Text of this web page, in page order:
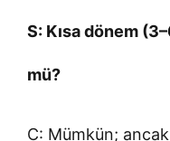
S: Kısa dönem
mü?
C: Mümkün;